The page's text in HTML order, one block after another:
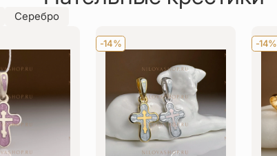
Серебро
-14% -14%